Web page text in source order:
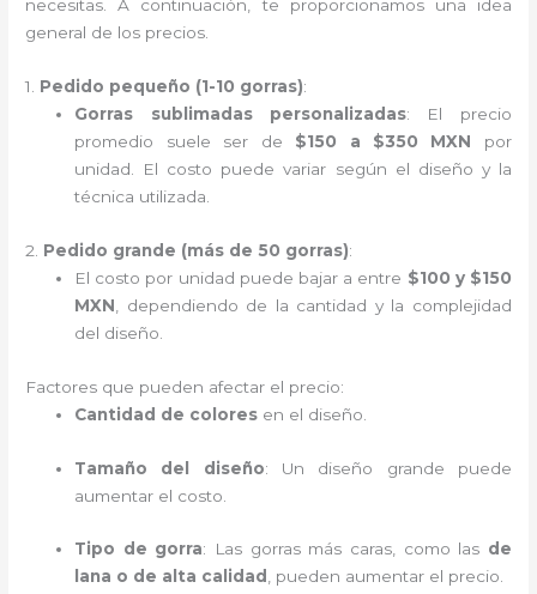
necesitas. A continuación, te proporcionamos una idea
general de los precios.
1. Pedido pequeño (1-10 gorras):
Gorras sublimadas personalizadas: El precio
promedio suele ser de $150 a $350 MXN por
unidad. El costo puede variar según el diseño y la
técnica utilizada.
2. Pedido grande (más de 50 gorras):
El costo por unidad puede bajar a entre $100 y $150
MXN , dependiendo de la cantidad y la complejidad
del diseño.
Factores que pueden afectar el precio:
Cantidad de colores en el diseño.
Tamaño del diseño: Un diseño grande puede
aumentar el costo.
Tipo de gorra: Las gorras más caras, como las de
lana o de alta calidad , pueden aumentar el precio.